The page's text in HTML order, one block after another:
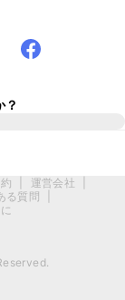
？
運営会社
る質問